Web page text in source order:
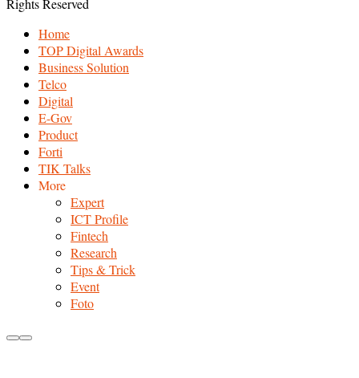
Rights Reserved
Home
TOP Digital Awards
Business Solution
Telco
Digital
E-Gov
Product
Forti
TIK Talks
More
Expert
ICT Profile
Fintech
Research
Tips & Trick
Event
Foto